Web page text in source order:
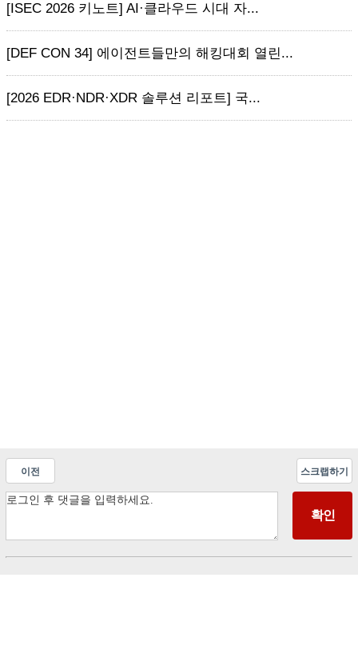
[ISEC 2026 키노트] AI·클라우드 시대 자...
[DEF CON 34] 에이전트들만의 해킹대회 열린...
[2026 EDR·NDR·XDR 솔루션 리포트] 국...
이전 스크랩하기